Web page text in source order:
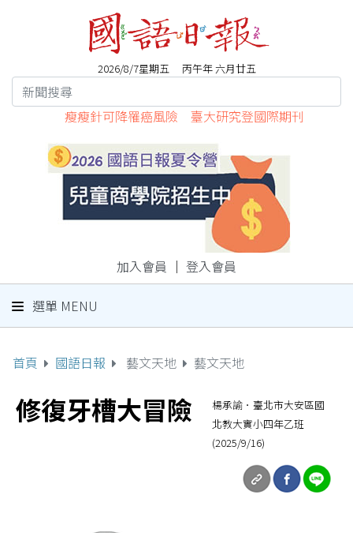
2026/8/7星期五 丙午年 六月廿五
瘦瘦針可降罹癌風險 臺大研究登國際期刊
加入會員 ｜ 登入會員
選單 MENU
首頁 國語日報 藝文天地 藝文天地
修復牙槽大冒險
楊承諭．臺北市大安區國
北教大實小四年乙班
(2025/9/16)